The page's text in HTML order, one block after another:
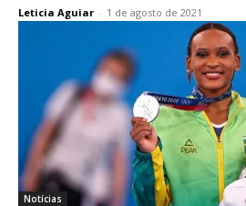
Leticia Aguiar - 1 de agosto de 2021
Notícias